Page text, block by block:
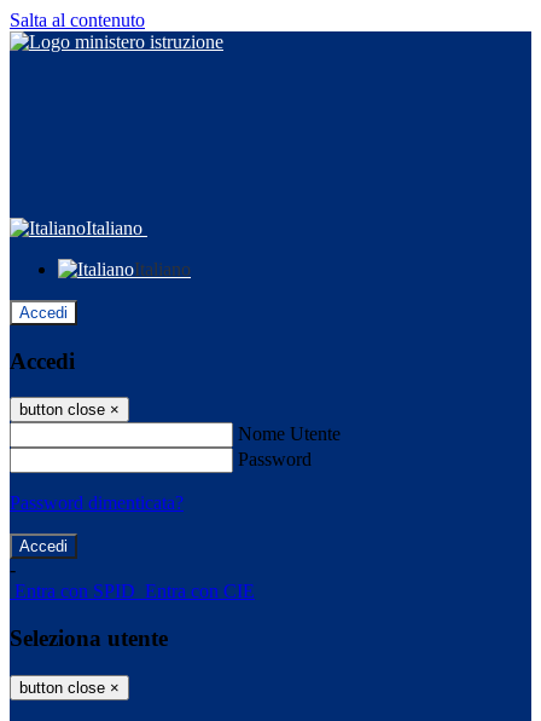
Salta al contenuto
Italiano
Italiano
Accedi
Accedi
button close ×
Nome Utente
Password
Password dimenticata?
-
Entra con SPID Entra con CIE
Seleziona utente
button close ×